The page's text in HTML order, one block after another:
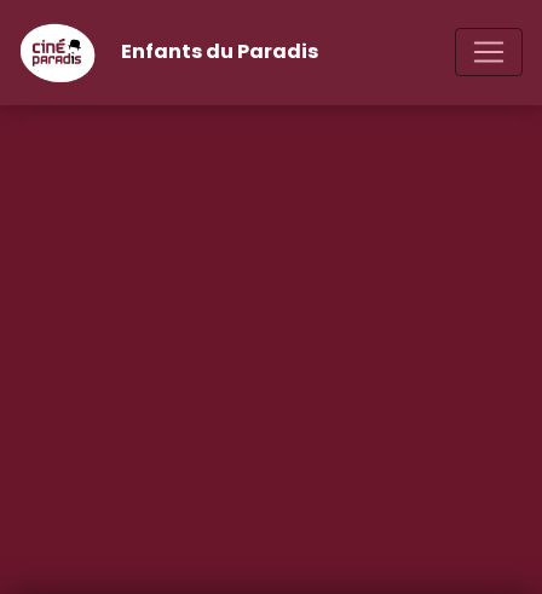
Enfants du Paradis